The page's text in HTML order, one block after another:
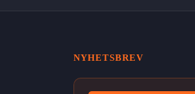
NYHETSBREV